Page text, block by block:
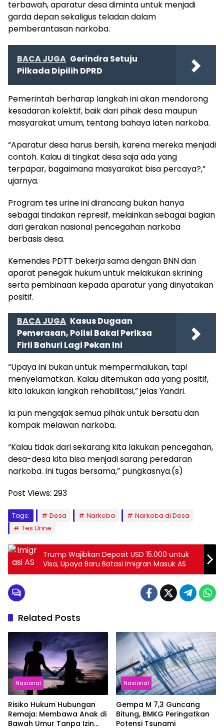
terbawah, aparatur desa diminta untuk menjadi
garda depan sekaligus teladan dalam
pemberantasan narkoba.
BACA JUGA Gerindra Setuju
Pilkada Dipilih DPRD
Pemerintah berharap langkah ini akan mendorong
kesadaran kolektif, baik dari pihak desa maupun
masyarakat umum, tentang bahaya laten narkoba.
“Aparatur desa harus bersih, karena mereka menjadi
contoh. Kalau di tingkat desa saja ada yang
terpapar, bagaimana masyarakat bisa percaya?,”
ujarnya.
Program tes urine ini dirancang bukan hanya
sebagai tindakan represif, melainkan sebagai bagian
dari gerakan nasional pencegahan narkoba
berbasis desa.
Kemendes PDTT bekerja sama dengan BNN dan
aparat penegak hukum untuk melakukan skrining
serta pembinaan kepada aparatur yang dinyatakan
positif.
BACA JUGA Kasus Dugaan
Pemerasan, Polisi Bakal Periksa
Firli Bahuri Lagi Pekan Ini
“Upaya ini bukan untuk mempermalukan, tapi
menyelamatkan. Kalau ditemukan ada yang positif,
kita lakukan langkah rehabilitasi,” jelas Yandri.
Ia pun mengajak semua pihak untuk bersatu dan
kompak melawan narkoba.
“Kalau tidak dari sekarang kita lakukan pencegahan,
desa-desa kita bisa menjadi sarang peredaran
narkoba. Ini tugas bersama,” pungkasnya.(s)
Post Views: 293
Tags: Desa Narkoba
Narkoba di Desa
Tes Urine
Trump Wajibkan Deposit USD 15.000 untuk
Visa, Upaya Baru Batasi Imigran Masuk AS
Related Posts
Nasional
Risiko Hukum Hubungan
Remaja: Membawa Anak di
Bawah Umur Tanpa Izin
Nasional
Gempa M 7,3 Guncang
Bitung, BMKG Peringatkan
Potensi Tsunami